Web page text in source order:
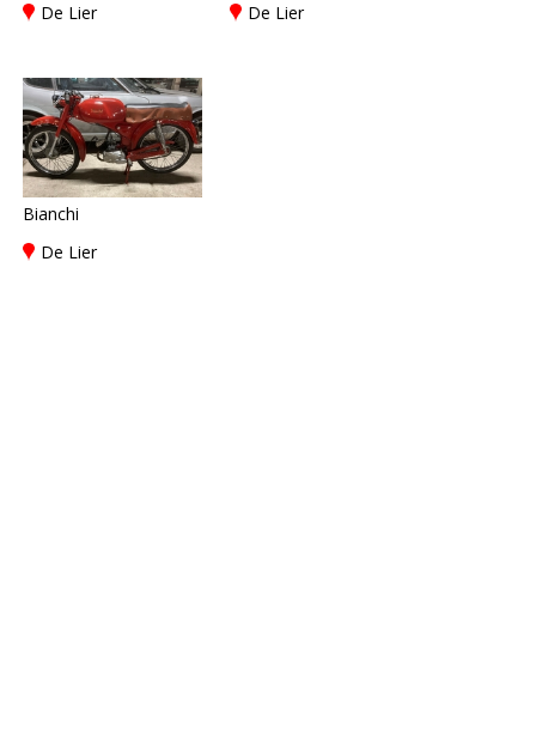
De Lier
De Lier
Bianchi
De Lier